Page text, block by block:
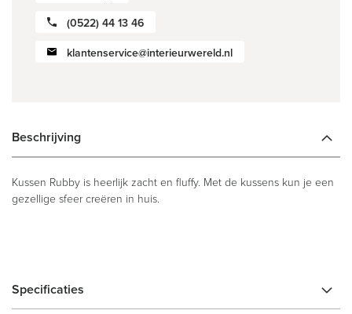
(0522) 44 13 46
klantenservice@interieurwereld.nl
Beschrijving
Kussen Rubby is heerlijk zacht en fluffy. Met de kussens kun je een
gezellige sfeer creëren in huis.
Specificaties